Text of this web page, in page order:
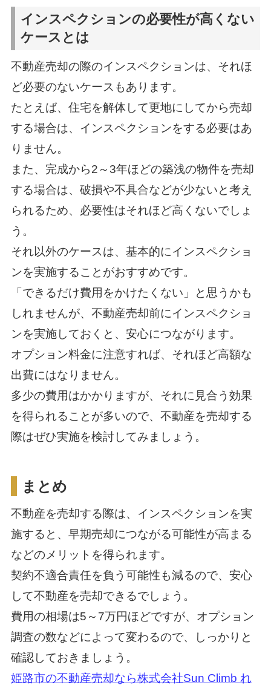
インスペクションの必要性が高くない
ケースとは
不動産売却の際のインスペクションは、それほ
ど必要のないケースもあります。
たとえば、住宅を解体して更地にしてから売却
する場合は、インスペクションをする必要はあ
りません。
また、完成から2～3年ほどの築浅の物件を売却
する場合は、破損や不具合などが少ないと考え
られるため、必要性はそれほど高くないでしょ
う。
それ以外のケースは、基本的にインスペクショ
ンを実施することがおすすめです。
「できるだけ費用をかけたくない」と思うかも
しれませんが、不動産売却前にインスペクショ
ンを実施しておくと、安心につながります。
オプション料金に注意すれば、それほど高額な
出費にはなりません。
多少の費用はかかりますが、それに見合う効果
を得られることが多いので、不動産を売却する
際はぜひ実施を検討してみましょう。
まとめ
不動産を売却する際は、インスペクションを実
施すると、早期売却につながる可能性が高まる
などのメリットを得られます。
契約不適合責任を負う可能性も減るので、安心
して不動産を売却できるでしょう。
費用の相場は5～7万円ほどですが、オプション
調査の数などによって変わるので、しっかりと
確認しておきましょう。
姫路市の不動産売却なら株式会社Sun Climb れ